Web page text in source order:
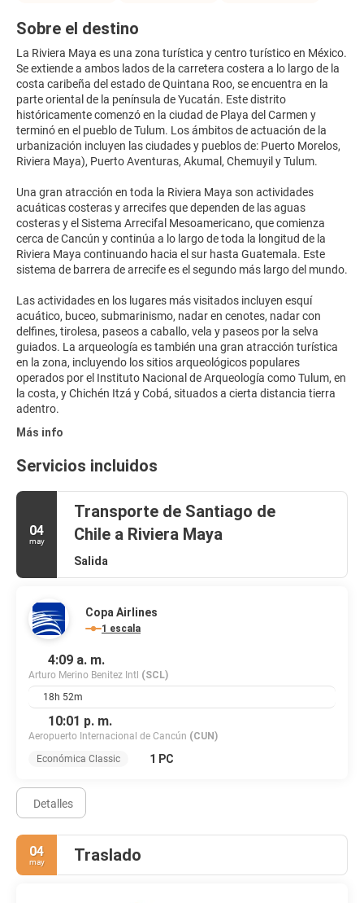
Sobre el destino
La Riviera Maya es una zona turística y centro turístico en México.
Se extiende a ambos lados de la carretera costera a lo largo de la
costa caribeña del estado de Quintana Roo, se encuentra en la
parte oriental de la península de Yucatán. Este distrito
históricamente comenzó en la ciudad de Playa del Carmen y
terminó en el pueblo de Tulum. Los ámbitos de actuación de la
urbanización incluyen las ciudades y pueblos de: Puerto Morelos,
Riviera Maya), Puerto Aventuras, Akumal, Chemuyil y Tulum.
Una gran atracción en toda la Riviera Maya son actividades
acuáticas costeras y arrecifes que dependen de las aguas
costeras y el Sistema Arrecifal Mesoamericano, que comienza
cerca de Cancún y continúa a lo largo de toda la longitud de la
Riviera Maya continuando hacia el sur hasta Guatemala. Este
sistema de barrera de arrecife es el segundo más largo del mundo.
Las actividades en los lugares más visitados incluyen esquí
acuático, buceo, submarinismo, nadar en cenotes, nadar con
delfines, tirolesa, paseos a caballo, vela y paseos por la selva
guiados. La arqueología es también una gran atracción turística
en la zona, incluyendo los sitios arqueológicos populares
operados por el Instituto Nacional de Arqueología como Tulum, en
la costa, y Chichén Itzá y Cobá, situados a cierta distancia tierra
adentro.
Más info
Servicios incluidos
04
may
Transporte de Santiago de
Chile a Riviera Maya
Salida
Copa Airlines
1 escala
4:09 a. m.
Arturo Merino Benitez Intl (SCL)
18h 52m
10:01 p. m.
Aeropuerto Internacional de Cancún (CUN)
Económica Classic
1 PC
Detalles
04
may Traslado